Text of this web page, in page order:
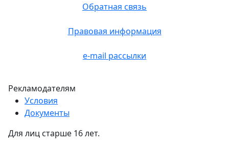
Рекламодателям
Условия
Документы
Обратная связь
Правовая информация
e-mail рассылки
Для лиц старше 16 лет.